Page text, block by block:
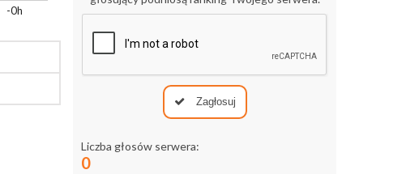
-0h
Zagłosuj
Liczba głosów serwera:
0